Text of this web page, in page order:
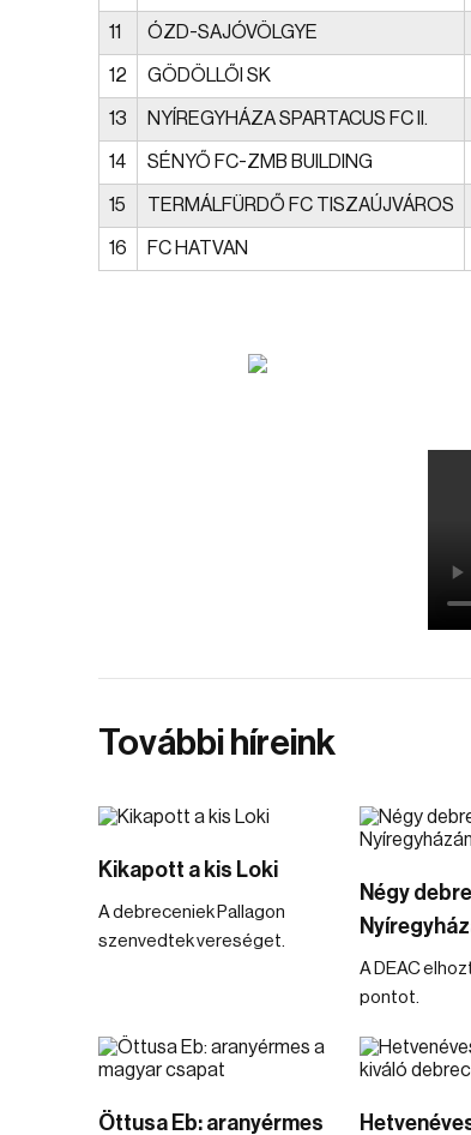
11 ÓZD-SAJÓVÖLGYE
12 GÖDÖLLŐI SK
13 NYÍREGYHÁZA SPARTACUS FC II.
14 SÉNYŐ FC-ZMB BUILDING
15 TERMÁLFÜRDŐ FC TISZAÚJVÁROS
16 FC HATVAN
További híreink
Kikapott a kis Loki
A debreceniek Pallagon
szenvedtek vereséget.
Négy
A DEAC
pontot.
Öttusa Eb: aranyérmes